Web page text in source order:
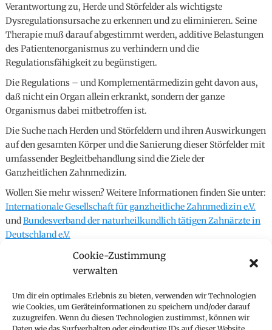
Cookie-Zustimmung
verwalten
Um dir ein optimales Erlebnis zu bieten, verwenden wir Technologien
wie Cookies, um Geräteinformationen zu speichern und/oder darauf
zuzugreifen. Wenn du diesen Technologien zustimmst, können wir
Verantwortung zu, Herde und Störfelder als wichtigste
Dysregulationsursache zu erkennen und zu eliminieren. Seine
Therapie muß darauf abgestimmt werden, additive Belastungen
des Patientenorganismus zu verhindern und die
Regulationsfähigkeit zu begünstigen.
Die Regulations – und Komplementärmedizin geht davon aus,
daß nicht ein Organ allein erkrankt, sondern der ganze
Organismus dabei mitbetroffen ist.
Die Suche nach Herden und Störfeldern und ihren Auswirkungen
auf den gesamten Körper und die Sanierung dieser Störfelder mit
umfassender Begleitbehandlung sind die Ziele der
Ganzheitlichen Zahnmedizin.
Wollen Sie mehr wissen? Weitere Informationen finden Sie unter:
Internationale Gesellschaft für ganzheitliche Zahnmedizin e.V.
undBundesverband der naturheilkundlich tätigen Zahnärzte in
Deutschland e.V.
Behandlungsspektrum
Ästhetische Zahnheilkunde
Prophylaxe
Parodontologie
Komplementäre Heilverfahren